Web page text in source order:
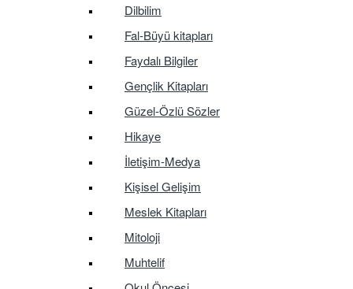
Dilbilim
Fal-Büyü kitapları
Faydalı Bilgiler
Gençlik Kitapları
Güzel-Özlü Sözler
Hikaye
İletişim-Medya
Kişisel Gelişim
Meslek Kitapları
Mitoloji
Muhtelif